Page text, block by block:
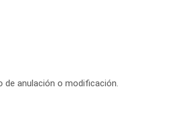
de anulación o modificación.